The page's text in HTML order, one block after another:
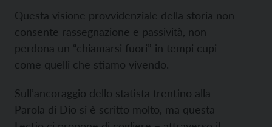
Questa visione provvidenziale della storia non
consente rassegnazione e passività, non
perdona un “chiamarsi fuori” in tempi cupi
come quelli che stiamo vivendo.
Sull’ancoraggio dello statista trentino alla
Parola di Dio si è scritto molto, ma questa